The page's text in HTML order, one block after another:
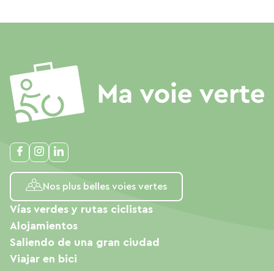
Nos plus belles voies vertes
Vías verdes y rutas ciclistas
Alojamientos
Saliendo de una gran ciudad
Viajar en bici